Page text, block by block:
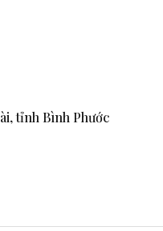
tỉnh Bình Phước